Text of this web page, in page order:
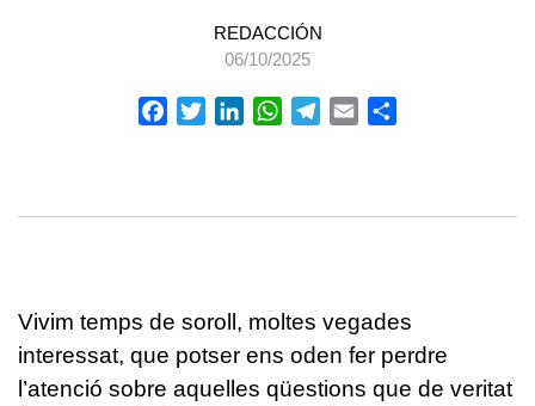
REDACCIÓN
06/10/2025
FacebookTwitterLinkedInWhatsApp
Telegram
Email
Vivim temps de soroll, moltes vegades
interessat, que potser ens oden fer perdre
l’atenció sobre aquelles qüestions que de veritat